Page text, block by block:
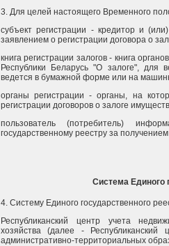
3. Для целей настоящего Временного
субъект регистрации - кредитор и
заявлением о регистрации договора о
книга регистрации залогов - книга
Республики Беларусь "О залоге", для
ведется в бумажной форме или на
органы регистрации - органы, на
регистрации договоров о залоге
пользователь (потребитель)
государственному реестру за
Система Единого
4. Систему Единого государственного
Республиканский центр учета
хозяйства (далее -
административно-территориальных